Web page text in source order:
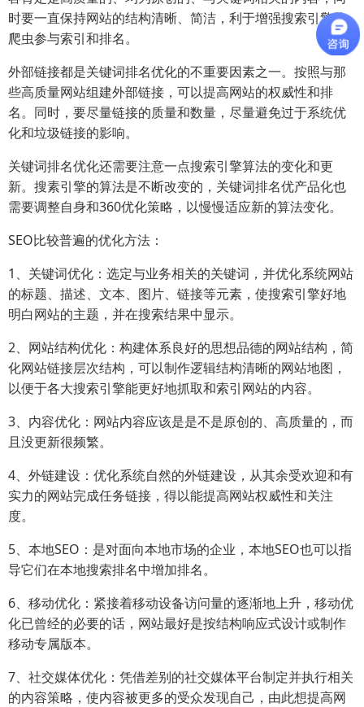
时要一直保持网站的结构清晰、简洁，利于增强搜索引擎的
爬虫参与索引和排名。
外部链接都是关键词排名优化的不重要因素之一。按照与那
些高质量网站组建外部链接，可以提高网站的权威性和排
名。同时，要尽量链接的质量和数量，尽量避免过于系统优
化和垃圾链接的影响。
关键词排名优化还需要注意一点搜索引擎算法的变化和更
新。搜素引擎的算法是不断改变的，关键词排名优产品化也
需要调整自身和360优化策略，以慢慢适应新的算法变化。
SEO比较普遍的优化方法：
1、关键词优化：选定与业务相关的关键词，并优化系统网站
的标题、描述、文本、图片、链接等元素，使搜索引擎好地
明白网站的主题，并在搜索结果中显示。
2、网站结构优化：构建体系良好的思想品德的网站结构，简
化网站链接层次结构，可以制作逻辑结构清晰的网站地图，
以便于各大搜索引擎能更好地抓取和索引网站的内容。
3、内容优化：网站内容应该是是不是原创的、高质量的，而
且没更新很频繁。
4、外链建设：优化系统自然的外链建设，从其余受欢迎和有
实力的网站完成任务链接，得以能提高网站权威性和关注
度。
5、本地SEO：是对面向本地市场的企业，本地SEO也可以指
导它们在本地搜索排名中增加排名。
6、移动优化：紧接着移动设备访问量的逐渐地上升，移动优
化已曾经的必要的话，网站最好是按结构响应式设计或制作
移动专属版本。
7、社交媒体优化：凭借差别的社交媒体平台制定并执行相关
的内容策略，使内容被更多的受众发现自己，由此想提高网